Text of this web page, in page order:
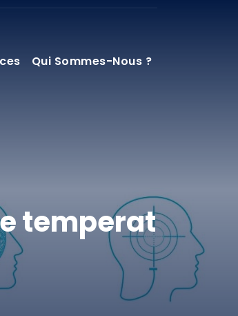
Qui Sommes-Nous ?
temperat